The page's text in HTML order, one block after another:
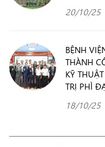
20/10/25
BỆNH
THÀNH
KỸ
TRỊ PHÌ
18/10/25